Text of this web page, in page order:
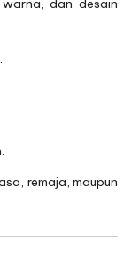
dan desain
remaja, maupun